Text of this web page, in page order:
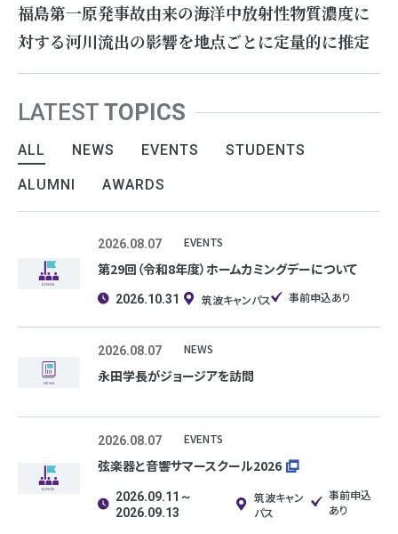
福島第一原発事故由来の海洋中放射性物質濃度に
対する河川流出の影響を地点ごとに定量的に推定
LATEST TOPICS
ALL NEWS EVENTS STUDENTS
ALUMNI AWARDS
2026.08.07 EVENTS
第29回（令和8年度）ホームカミングデーについて
2026.10.31 筑波キャンパス 事前申込あり
2026.08.07 NEWS
永田学長がジョージアを訪問
2026.08.07 EVENTS
弦楽器と音響サマースクール2026
2026.09.11～
2026.09.13
筑波キャン
パス
事前申込
あり